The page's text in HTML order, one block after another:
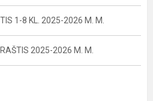
1-8 KL. 2025-2026 M. M.
2025-2026 M. M.